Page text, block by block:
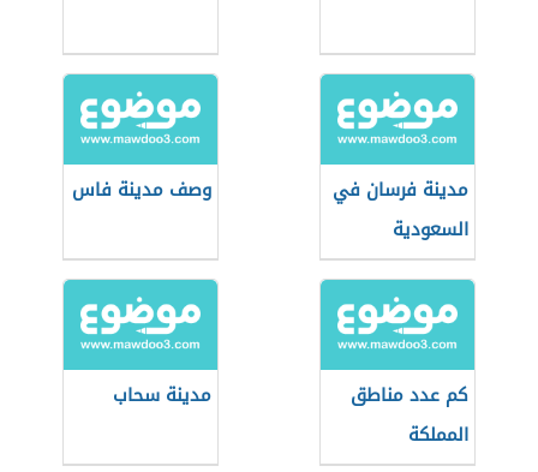
مدينة فرسان في
السعودية
وصف مدينة فاس
كم عدد مناطق
المملكة
مدينة سحاب